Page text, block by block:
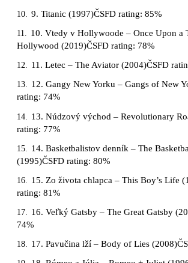
10. 9. Titanic (1997)ČSFD rating: 85%
11.
10. Vtedy v Hollywoode – Once Upon
Hollywood (2019)ČSFD rating: 78%
12. 11. Letec – The Aviator (2004)ČSFD
13. 12. Gangy New Yorku – Gangs of New
rating: 74%
14.
13. Núdzový východ – Revolutionary
rating: 77%
15.
14. Basketbalistov denník – The
(1995)ČSFD rating: 80%
16.
15. Zo života chlapca – This Boy’s Life
rating: 81%
17. 16. Veľký Gatsby – The Great Gatsby
74%
18. 17. Pavučina lží – Body of Lies